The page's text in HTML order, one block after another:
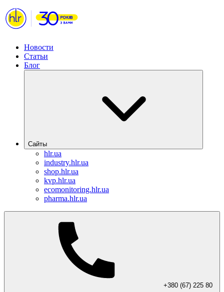
Новости
Статьи
Блог
Сайты
hlr.ua
industry.hlr.ua
shop.hlr.ua
kvp.hlr.ua
ecomonitoring.hlr.ua
pharma.hlr.ua
+380 (67) 225 80